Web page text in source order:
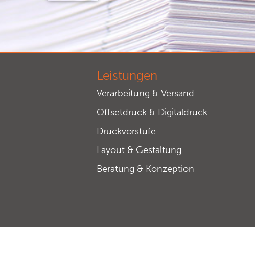
Leistungen
Verarbeitung & Versand
Offsetdruck & Digitaldruck
Druckvorstufe
Layout & Gestaltung
Beratung & Konzeption